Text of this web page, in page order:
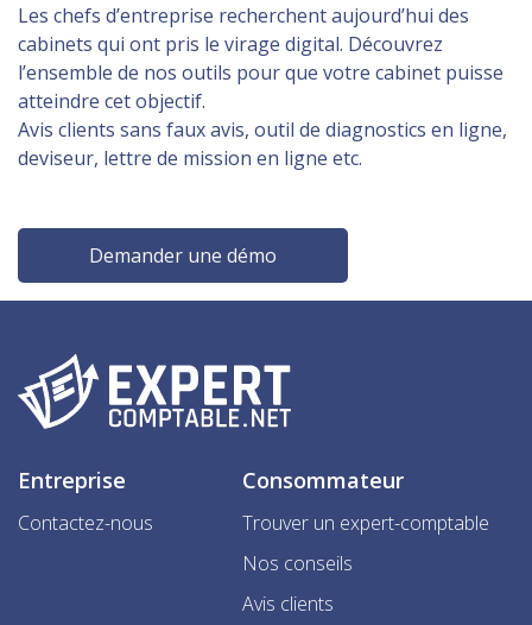
Les chefs d’entreprise recherchent aujourd’hui des
cabinets qui ont pris le virage digital. Découvrez
l’ensemble de nos outils pour que votre cabinet puisse
atteindre cet objectif.
Avis clients sans faux avis, outil de diagnostics en ligne,
deviseur, lettre de mission en ligne etc.
Demander une démo
Entreprise
Contactez-nous
Consommateur
Trouver un expert-comptable
Nos conseils
Avis clients